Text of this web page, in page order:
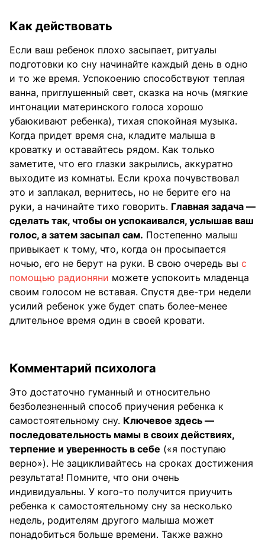
Как действовать
Если ваш ребенок плохо засыпает, ритуалы
подготовки ко сну начинайте каждый день в одно
и то же время. Успокоению способствуют теплая
ванна, приглушенный свет, сказка на ночь (мягкие
интонации материнского голоса хорошо
убаюкивают ребенка), тихая спокойная музыка.
Когда придет время сна, кладите малыша в
кроватку и оставайтесь рядом. Как только
заметите, что его глазки закрылись, аккуратно
выходите из комнаты. Если кроха почувствовал
это и заплакал, вернитесь, но не берите его на
руки, а начинайте тихо говорить. Главная задача —
сделать так, чтобы он успокаивался, услышав ваш
голос, а затем засыпал сам. Постепенно малыш
привыкает к тому, что, когда он просыпается
ночью, его не берут на руки. В свою очередь вы с
помощью радионяни можете успокоить младенца
своим голосом не вставая. Спустя две-три недели
усилий ребенок уже будет спать более-менее
длительное время один в своей кровати.
Комментарий психолога
Это достаточно гуманный и относительно
безболезненный способ приучения ребенка к
самостоятельному сну. Ключевое здесь —
последовательность мамы в своих действиях,
терпение и уверенность в себе («я поступаю
верно»). Не зацикливайтесь на сроках достижения
результата! Помните, что они очень
индивидуальны. У кого-то получится приучить
ребенка к самостоятельному сну за несколько
недель, родителям другого малыша может
понадобиться больше времени. Также важно